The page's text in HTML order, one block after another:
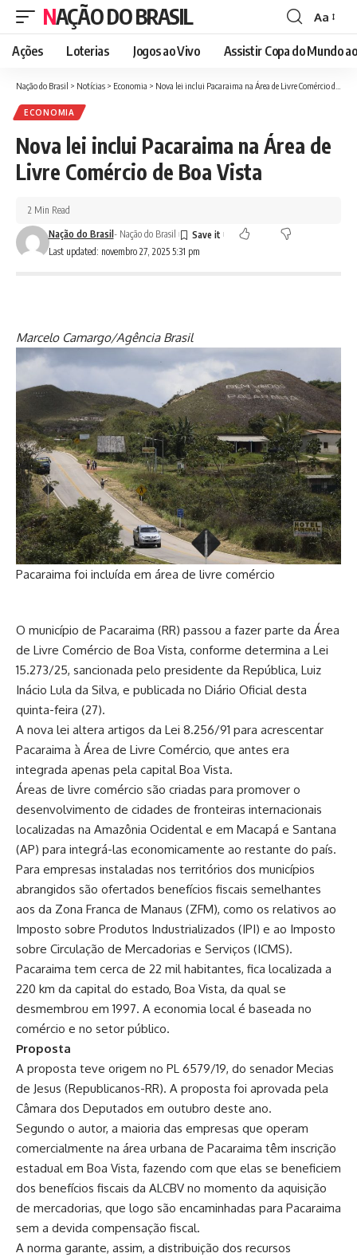
NAÇÃO DO BRASIL
Font
Resizer
Aa
Ações Loterias Jogos ao Vivo Assistir Copa do Mundo
Nação do Brasil > Notícias > Economia > Nova lei inclui Pacaraima na Área de Livre Comércio de Boa Vista
ECONOMIA
Nova lei inclui Pacaraima na Área de
Livre Comércio de Boa Vista
Last updated: novembro 27, 2025 5:31 pm
Nação do Brasil- Nação do Brasil
2 Min Read
Marcelo Camargo/Agência Brasil
Pacaraima foi incluída em área de livre comércio
O município de Pacaraima (RR) passou a fazer parte da Área
de Livre Comércio de Boa Vista, conforme determina a Lei
15.273/25, sancionada pelo presidente da República, Luiz
Inácio Lula da Silva, e publicada no Diário Oficial desta
quinta-feira (27).
A nova lei altera artigos da Lei 8.256/91 para acrescentar
Pacaraima à Área de Livre Comércio, que antes era
integrada apenas pela capital Boa Vista.
Áreas de livre comércio são criadas para promover o
desenvolvimento de cidades de fronteiras internacionais
localizadas na Amazônia Ocidental e em Macapá e Santana
(AP) para integrá-las economicamente ao restante do país.
Para empresas instaladas nos territórios dos municípios
abrangidos são ofertados benefícios fiscais semelhantes
aos da Zona Franca de Manaus (ZFM), como os relativos ao
Imposto sobre Produtos Industrializados (IPI) e ao Imposto
sobre Circulação de Mercadorias e Serviços (ICMS).
Pacaraima tem cerca de 22 mil habitantes, fica localizada a
220 km da capital do estado, Boa Vista, da qual se
desmembrou em 1997. A economia local é baseada no
comércio e no setor público.
Proposta
A proposta teve origem no PL 6579/19, do senador Mecias
de Jesus (Republicanos-RR). A proposta foi aprovada pela
Câmara dos Deputados em outubro deste ano.
Segundo o autor, a maioria das empresas que operam
comercialmente na área urbana de Pacaraima têm inscrição
estadual em Boa Vista, fazendo com que elas se beneficiem
dos benefícios fiscais da ALCBV no momento da aquisição
de mercadorias, que logo são encaminhadas para Pacaraima
sem a devida compensação fiscal.
A norma garante, assim, a distribuição dos recursos